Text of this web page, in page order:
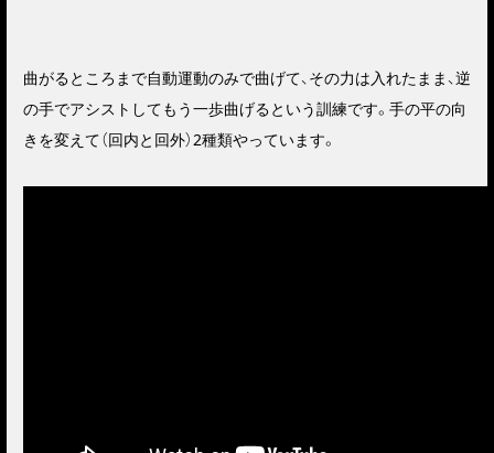
曲がるところまで自動運動のみで曲げて、その力は入れたまま、逆
の手でアシストしてもう一歩曲げるという訓練です。手の平の向
きを変えて（回内と回外）2種類やっています。